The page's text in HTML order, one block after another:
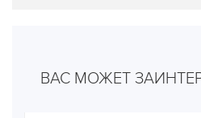
ВАС МОЖЕТ